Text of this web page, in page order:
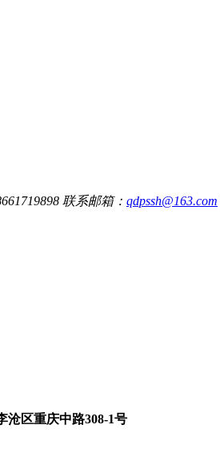
联系邮箱： qdpssh@163.com
沧区重庆中路308-1号